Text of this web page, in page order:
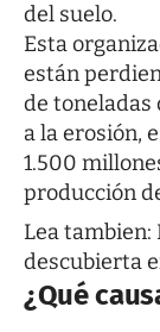
del suelo.
Esta
están
de toneladas
a la erosión,
1.500
producción
Lea tambien:
descubierta
¿Qué